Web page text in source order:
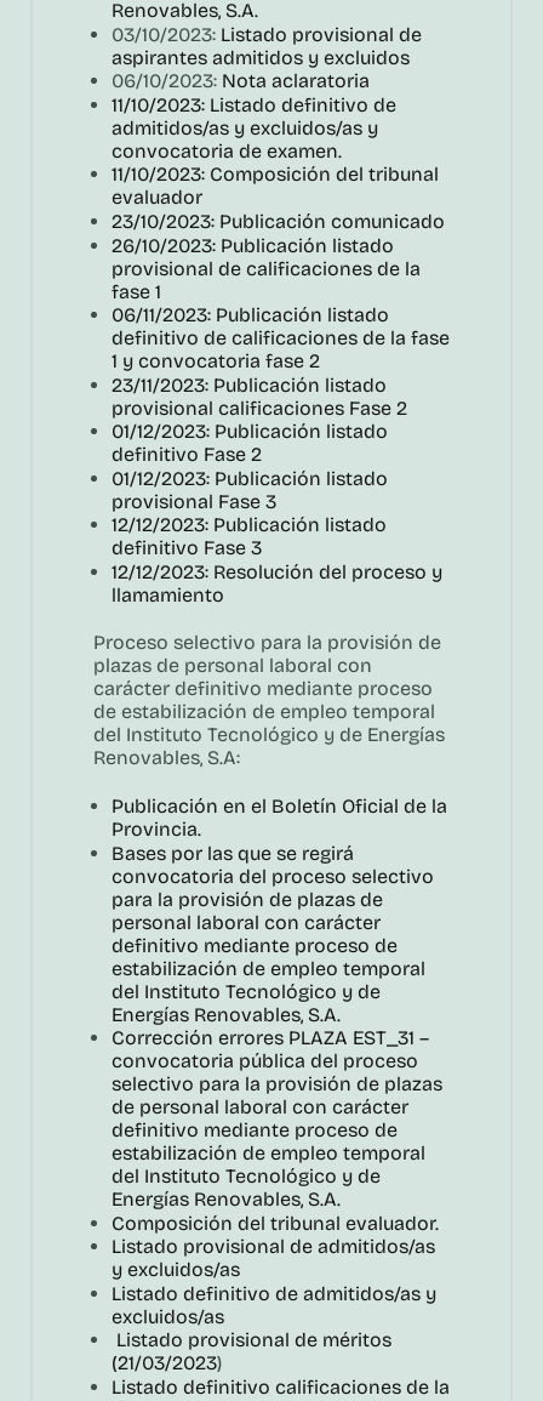
Renovables, S.A.
03/10/2023: Listado provisional de
aspirantes admitidos y excluidos
06/10/2023: Nota aclaratoria
11/10/2023: Listado definitivo de
admitidos/as y excluidos/as y
convocatoria de examen.
11/10/2023: Composición del tribunal
evaluador
23/10/2023: Publicación comunicado
26/10/2023: Publicación listado
provisional de calificaciones de la
fase 1
06/11/2023: Publicación listado
definitivo de calificaciones de la fase
1 y convocatoria fase 2
23/11/2023: Publicación listado
provisional calificaciones Fase 2
01/12/2023: Publicación listado
definitivo Fase 2
01/12/2023: Publicación listado
provisional Fase 3
12/12/2023: Publicación listado
definitivo Fase 3
12/12/2023: Resolución del proceso y
llamamiento
Proceso selectivo para la provisión de
plazas de personal laboral con
carácter definitivo mediante proceso
de estabilización de empleo temporal
del Instituto Tecnológico y de Energías
Renovables, S.A:
Publicación en el Boletín Oficial de la
Provincia.
Bases por las que se regirá
convocatoria del proceso selectivo
para la provisión de plazas de
personal laboral con carácter
definitivo mediante proceso de
estabilización de empleo temporal
del Instituto Tecnológico y de
Energías Renovables, S.A.
Corrección errores PLAZA EST_31 –
convocatoria pública del proceso
selectivo para la provisión de plazas
de personal laboral con carácter
definitivo mediante proceso de
estabilización de empleo temporal
del Instituto Tecnológico y de
Energías Renovables, S.A.
Composición del tribunal evaluador.
Listado provisional de admitidos/as
y excluidos/as
Listado definitivo de admitidos/as y
excluidos/as
Listado provisional de méritos
(21/03/2023)
Listado definitivo calificaciones de la